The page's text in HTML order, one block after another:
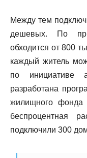
Между тем
дешевых. По
обходится от 800
каждый житель
по инициативе
разработана
жилищного фонда
беспроцентная
подключили 300